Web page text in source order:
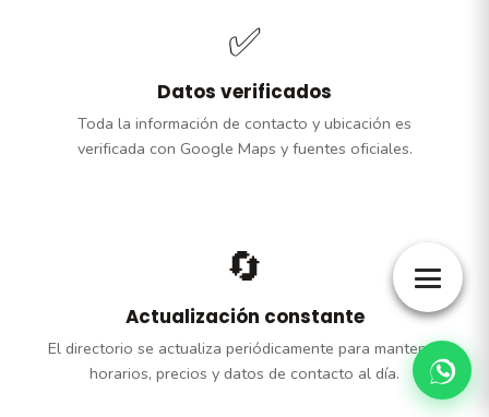
✅
Datos verificados
Toda la información de contacto y ubicación es
verificada con Google Maps y fuentes oficiales.
🔄
Actualización constante
El directorio se actualiza periódicamente para mantener
horarios, precios y datos de contacto al día.